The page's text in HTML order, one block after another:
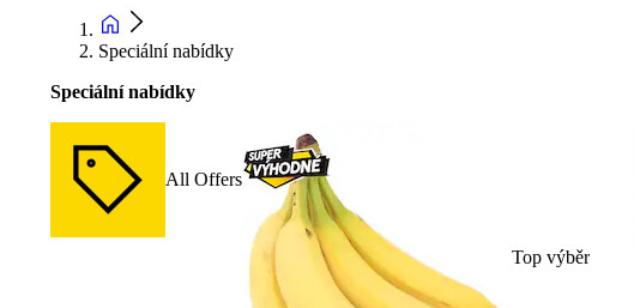
Speciální nabídky
Speciální nabídky
All Offers
Top výběr